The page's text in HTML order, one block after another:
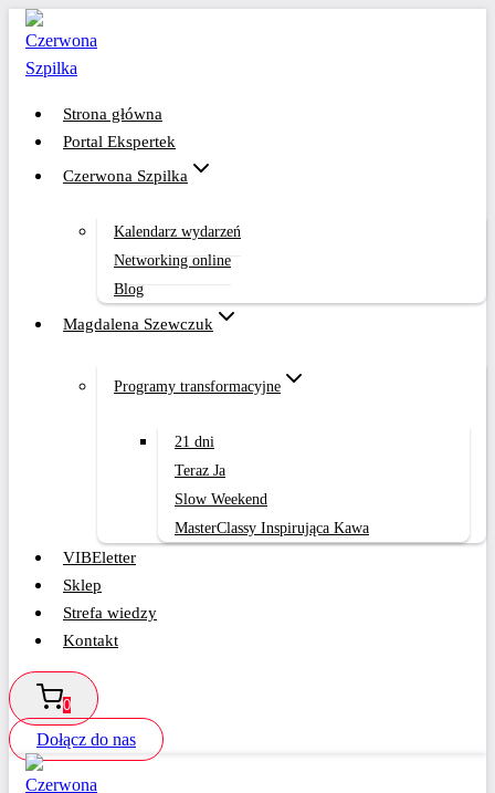
Przejdź
treści
Strona główna
Portal Ekspertek
Czerwona Szpilka
Kalendarz wydarzeń
Networking online
Blog
Magdalena Szewczuk
Programy transformacyjne
21 dni
Teraz Ja
Slow Weekend
MasterClassy Inspirująca Kawa
VIBEletter
Sklep
Strefa wiedzy
Kontakt
0
Dołącz do nas